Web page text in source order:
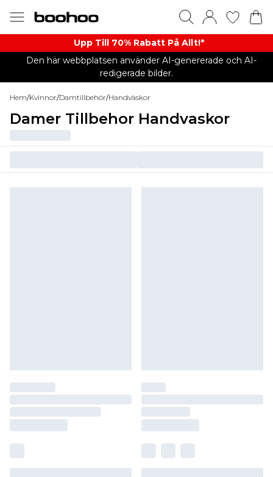
Upp Till 70% Rabatt På Allt!*
Den här webbplatsen använder AI-genererade och AI-
redigerade bilder.
Hem/Kvinnor/Damtillbehör/Handväskor
Damer Tillbehor Handvaskor